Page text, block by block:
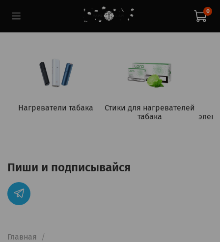
0
Нагреватели табака
Стики для нагревателей
табака
Главная
Пиши и подписывайся